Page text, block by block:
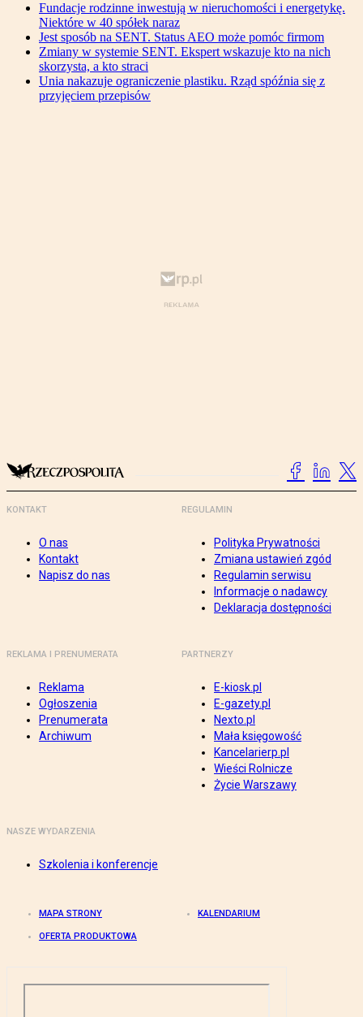
Fundacje rodzinne inwestują w nieruchomości i energetykę.
Niektóre w 40 spółek naraz
Jest sposób na SENT. Status AEO może pomóc firmom
Zmiany w systemie SENT. Ekspert wskazuje kto na nich
skorzysta, a kto straci
Unia nakazuje ograniczenie plastiku. Rząd spóźnia się z
przyjęciem przepisów
KONTAKT
O nas
Kontakt
Napisz do nas
REGULAMIN
Polityka Prywatności
Zmiana ustawień zgód
Regulamin serwisu
Informacje o nadawcy
Deklaracja dostępności
REKLAMA I PRENUMERATA
Reklama
Ogłoszenia
Prenumerata
Archiwum
PARTNERZY
E-kiosk.pl
E-gazety.pl
Nexto.pl
Mała księgowość
Kancelarierp.pl
Wieści Rolnicze
Życie Warszawy
NASZE WYDARZENIA
Szkolenia i konferencje
MAPA STRONY KALENDARIUM
OFERTA PRODUKTOWA